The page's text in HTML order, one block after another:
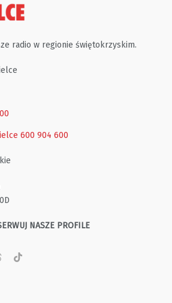
radio w regionie świętokrzyskim.
600 904 600
NASZE PROFILE